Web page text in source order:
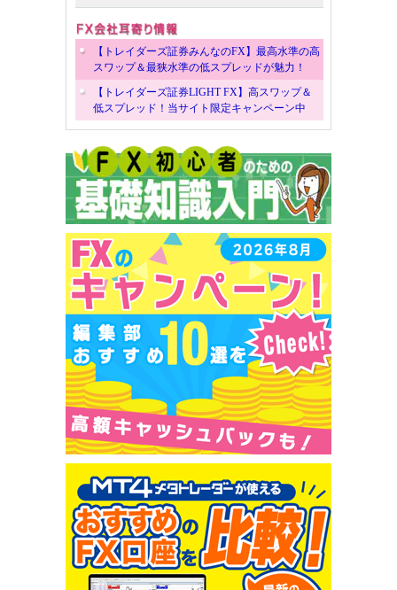
【トレイダーズ証券みんなのFX】最高水準の高
スワップ＆最狭水準の低スプレッドが魅力！
【トレイダーズ証券LIGHT FX】高スワップ＆
低スプレッド！当サイト限定キャンペーン中